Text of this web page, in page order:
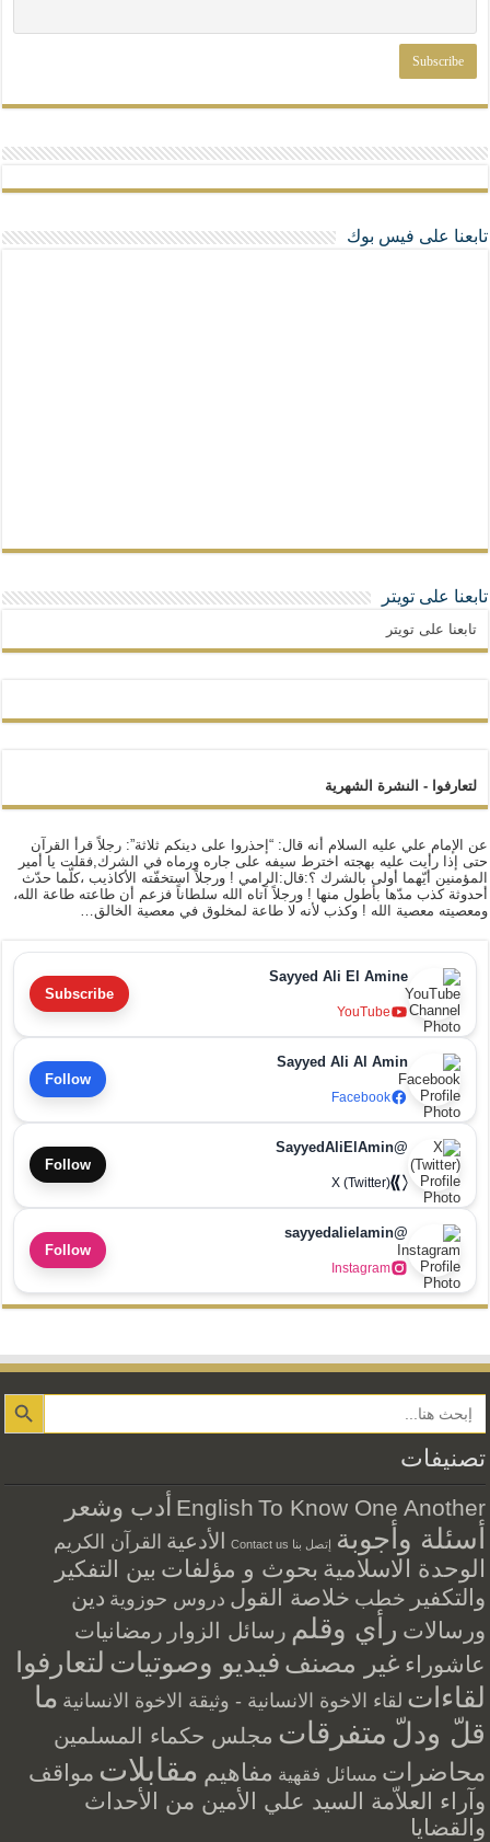
تابعنا على فيس بوك
تابعنا على تويتر
تابعنا على تويتر
لتعارفوا - النشرة الشهرية
عن الإمام علي عليه السلام أنه قال: “إحذروا على دينكم ثلاثة”: رجلاً قرأ القرآن
حتى إذا رأيت عليه بهجته اخترط سيفه على جاره ورماه في الشرك,فقلت يا أمير
المؤمنين أيّهما أولى بالشرك ؟:قال:الرامي ! ورجلاً استخفّته الأكاذيب ،كلّما حدّث
أحدوثة كذب مدّها بأطول منها ! ورجلاً آتاه الله سلطاناً فزعم أن طاعته طاعة الله،
ومعصيته معصية الله ! وكذب لأنه لا طاعة لمخلوق في معصية الخالق…
Sayyed Ali El Amine
YouTube
Subscribe
Sayyed Ali Al Amin
Facebook
Follow
@SayyedAliElAmin
X (Twitter)
Follow
@sayyedalielamin
Instagram
Follow
Search Button
تصنيفات
English To Know One Another أدب وشعر
أسئلة وأجوبة إتصل بنا Contact us الأدعية القرآن الكريم
الوحدة الاسلامية بحوث و مؤلفات بين التفكير
والتكفير خطب خلاصة القول دروس حوزوية دين
ورسالات رأي وقلم رسائل الزوار رمضانيات
عاشوراء غير مصنف فيديو وصوتيات لتعارفوا
لقاءات لقاء الاخوة الانسانية - وثيقة الاخوة الانسانية ما
قلّ ودلّ متفرقات مجلس حكماء المسلمين
محاضرات مسائل فقهية مفاهيم مقابلات مواقف
وآراء العلاّمة السيد علي الأمين من الأحداث
والقضايا